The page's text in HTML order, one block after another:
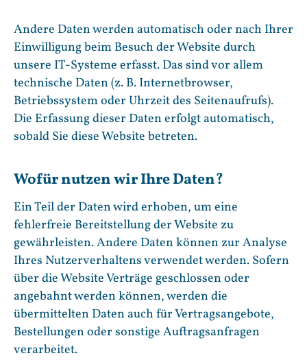
Andere Daten werden automatisch oder nach Ihrer
Einwilligung beim Besuch der Website durch
unsere IT-Systeme erfasst. Das sind vor allem
technische Daten (z. B. Internetbrowser,
Betriebssystem oder Uhrzeit des Seitenaufrufs).
Die Erfassung dieser Daten erfolgt automatisch,
sobald Sie diese Website betreten.
Wofür nutzen wir Ihre Daten?
Ein Teil der Daten wird erhoben, um eine
fehlerfreie Bereitstellung der Website zu
gewährleisten. Andere Daten können zur Analyse
Ihres Nutzerverhaltens verwendet werden. Sofern
über die Website Verträge geschlossen oder
angebahnt werden können, werden die
übermittelten Daten auch für Vertragsangebote,
Bestellungen oder sonstige Auftragsanfragen
verarbeitet.